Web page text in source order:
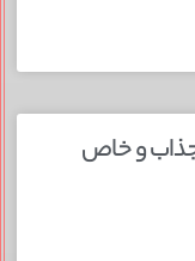
۱۵ مدل جذاب و خاص